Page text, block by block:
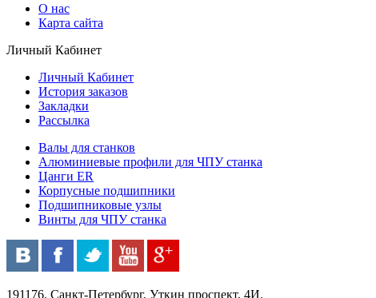
О нас
Карта сайта
Личный Кабинет
Личный Кабинет
История заказов
Закладки
Рассылка
Валы для станков
Алюминиевые профили для ЧПУ станка
Цанги ER
Корпусные подшипники
Подшипниковые узлы
Винты для ЧПУ станка
191176, Санкт-Петербург, Уткин проспект, 4И.